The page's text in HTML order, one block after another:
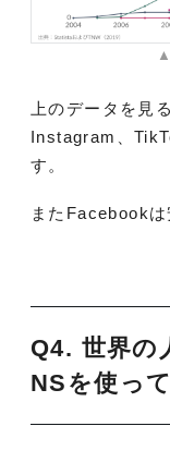
上のデータを見
Instagram、
す。
またFacebookは
Q4. 世界の
NSを使っ